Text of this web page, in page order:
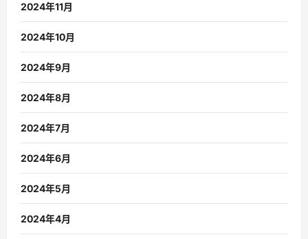
2024年11月
2024年10月
2024年9月
2024年8月
2024年7月
2024年6月
2024年5月
2024年4月